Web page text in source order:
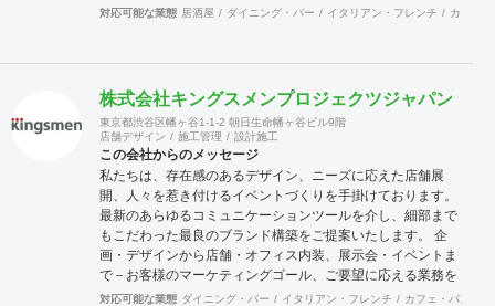
フェッショナルにお任せください。 ■デザイン/設計 社内にデ
る提案を心掛けています。 ■建築施工 お客様の要望、デザイ
ン、コスト、品質、作業効率など、 多岐にわたる視点から最
善の施工方法を検討し実行していきます。
対応可能な業態 居酒屋 ダイニング・バー イタリアン・フレンチ カフェ
株式会社キングスメンプロジェクツジャパン
東京都渋谷区幡ヶ谷1-1-2 朝日生命幡ヶ谷ビル9階
店舗デザイン
施工管理 設計施工
この会社からのメッセージ
私たちは、存在感のあるデザイン、ニーズに応えた店舗展
開、人々を惹き付けるイベントづくりを手掛けております。
最新のあらゆるコミュニケーションツールを介し、細部まで
もこだわった最良のブランド構築をご提案いたします。 企
画・デザインから店舗・オフィス内装、展示会・イベントま
で－お客様のマーケティングゴール、ご要望に応える業務を
すべて一括提供いたします。＝シングル・ポイント・コンタ
対応可能な業態 ダイニング・バー イタリアン・フレンチ カフェ・パン・ケ